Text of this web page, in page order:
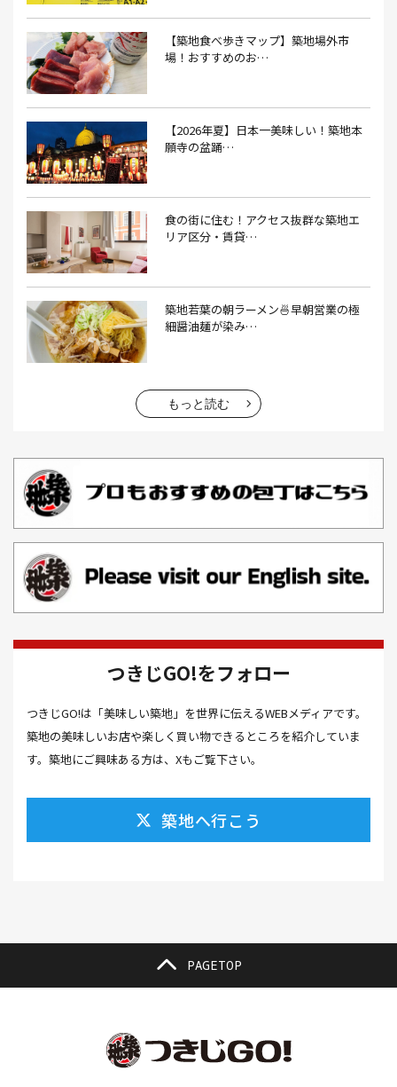
いくら(1） イタリアン(6） イタリアンバル(1）
イタリアンレストラン(1） イタリアン料理(4）
イチゴジャム(1） イベント(9）
イベント2026(1） いわし(1） ウェットティッシュ(1）
うなぎ(10） うなぎ屋(2）
うな重(2） うに(4） エコバッグ(1）
エコバッグ おしゃれ(1） エコバッグ 折りたたみ(1）
エビフライ(3） おかゆ(1）
おでん(4） おにぎり(4）
お刺身(1） お参り(1） お困りごと解決(1）
お土産(14） お土産屋(1）
お寿司(2） お弁当(9）
お正月料理(20）
お汁粉 レシピ(1）
お肉(2） お花見(2） お茶(1） お雑煮(1）
お風呂(1） お餅(1） お魚捌き教室(1） かき氷(3）
カシューナッツ(2） カツオ 食べ方(1）
カツオのたたき(1） カツカレー(2） カニ(7）
カフェラテ(1） かまぼこ(1）
カラスミ(1） カルパッチョ(1） カレー(5）
ギフト(6） キムチ レシピ(1）
グルメ(11）
ケーキ(3） ケーキ屋(1） コーヒー(7）
ごま豆腐(1） コミュニティ(1）
【築地食べ歩きマップ】築地場外市
場！おすすめのお…
【2026年夏】日本一美味しい！築地本
願寺の盆踊…
食の街に住む！アクセス抜群な築地エ
リア区分・賃貸…
築地若葉の朝ラーメン🍜早朝営業の極
細醤油麺が染み…
もっと読む
つきじGO!をフォロー
つきじGO!は「美味しい築地」を世界に伝えるWEBメディアです。
築地の美味しいお店や楽しく買い物できるところを紹介していま
す。築地にご興味ある方は、Xもご覧下さい。
築地へ行こう
PAGETOP